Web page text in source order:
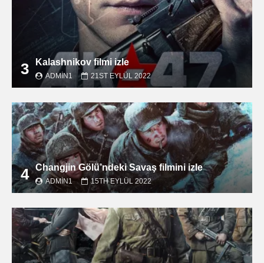
3 Kalashnikov filmi izle
ADMIN1 21ST EYLÜL 2022
4 Changjin Gölü’ndeki Savaş filmini izle
ADMIN1 15TH EYLÜL 2022